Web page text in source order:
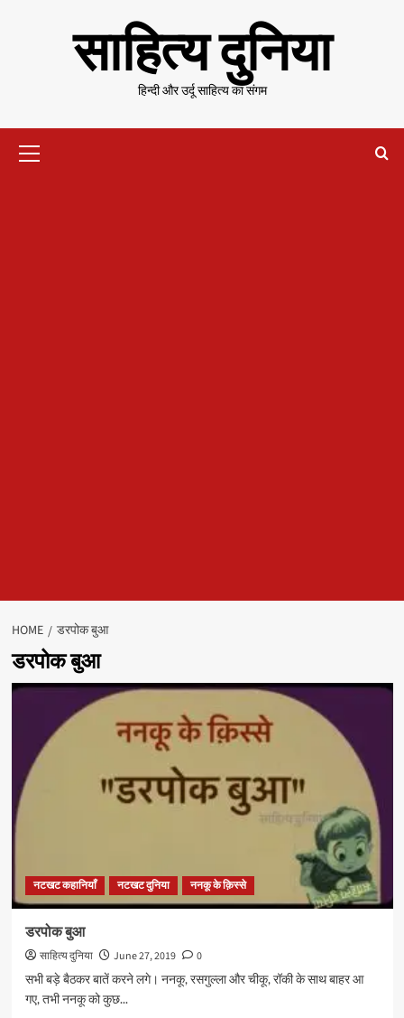
साहित्य दुनिया
हिन्दी और उर्दू साहित्य का संगम
Menu
HOME डरपोक बुआ
डरपोक बुआ
नटखट कहानियाँ नटखट दुनिया ननकू के क़िस्से
डरपोक बुआ
साहित्य दुनिया June 27, 2019
0
सभी बड़े बैठकर बातें करने लगे। ननकू, रसगुल्ला और चीकू, रॉकी के साथ बाहर आ
गए, तभी ननकू को कुछ...